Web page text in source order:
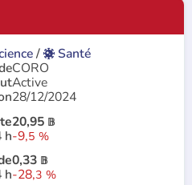
Rejoindre le jeu
/ Santé
CORO
Active
28/12/2024
20,95 𝔹
h-9,5 %
0,33 𝔹
h-28,3 %